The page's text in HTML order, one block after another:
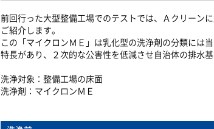
前回行った大型整備工場でのテストでは、Ａクリーン
ご紹介します。
この「マイクロンＭＥ」は乳化型の洗浄剤の分類には
特長があり、２次的な公害性を低減させ自治体の排水
洗浄対象：整備工場の床面
洗浄剤：マイクロンＭＥ